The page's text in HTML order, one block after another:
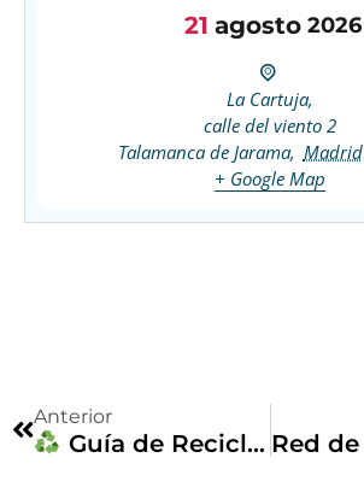
21 agosto 2026
La Cartuja,
calle del viento 2
Talamanca de Jarama, Madrid
+ Google Map
Anterior
Guía de Reciclaje